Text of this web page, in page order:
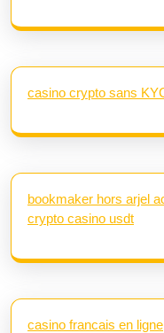
casino crypto sans
bookmaker hors arjel
crypto casino usdt
casino francais en ligne